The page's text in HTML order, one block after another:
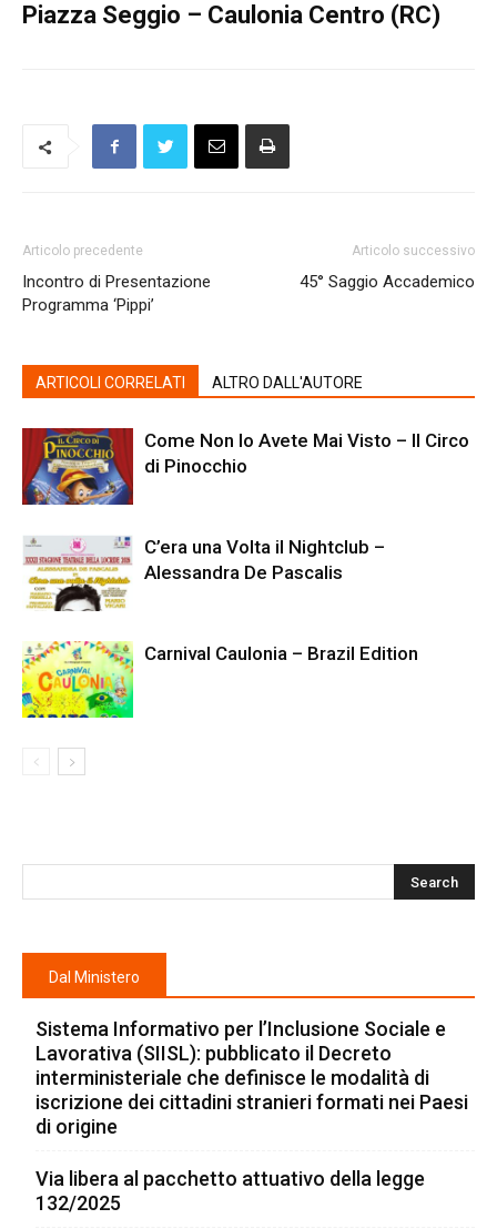
Piazza Seggio – Caulonia Centro (RC)
Articolo precedente
Incontro di Presentazione
Programma ‘Pippi’
Articolo successivo
45° Saggio Accademico
ARTICOLI CORRELATI ALTRO DALL'AUTORE
Come Non lo Avete Mai Visto – Il Circo
di Pinocchio
C’era una Volta il Nightclub –
Alessandra De Pascalis
Carnival Caulonia – Brazil Edition
Dal Ministero
Sistema Informativo per l’Inclusione Sociale e
Lavorativa (SIISL): pubblicato il Decreto
interministeriale che definisce le modalità di
iscrizione dei cittadini stranieri formati nei Paesi
di origine
Via libera al pacchetto attuativo della legge
132/2025